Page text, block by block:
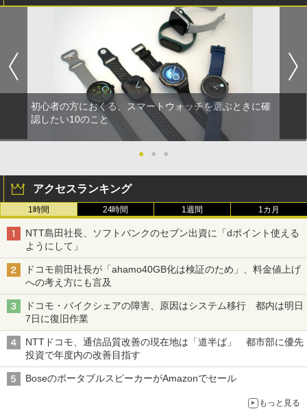
初心者の方におくる、スマートウォッチを選ぶときに確
認したい10のこと
● ● ●
アクセスランキング
1時間 24時間 1週間 1カ月
NTT島田社長、ソフトバンクのセブン出資に「dポイント使える
ようにして」
ドコモ前田社長が「ahamo40GB化は検証のため」、料金値上げ
への考え方にも言及
ドコモ・バイクシェアの障害、原因はシステム移行 都内は明日
7日に復旧作業
NTTドコモ、通信品質改善の現在地は「道半ば」 都市部に優先
投資で年度内の改善目指す
BoseのポータブルスピーカーがAmazonでセール
もっと見る